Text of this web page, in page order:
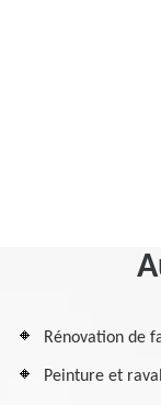
Rénovation de
Peinture et